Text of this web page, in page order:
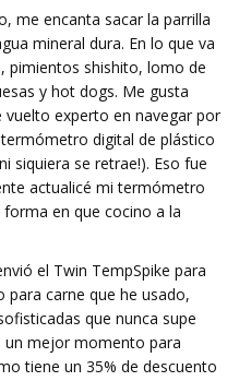
me encanta sacar la parrilla
mineral dura. En lo que va
pimientos shishito, lomo de
y hot dogs. Me gusta
experto en navegar por
digital de plástico
siquiera se retrae!). Eso fue
actualicé mi termómetro
en que cocino a la
el Twin TempSpike para
carne que he usado,
que nunca supe
un mejor momento para
tiene un 35% de descuento